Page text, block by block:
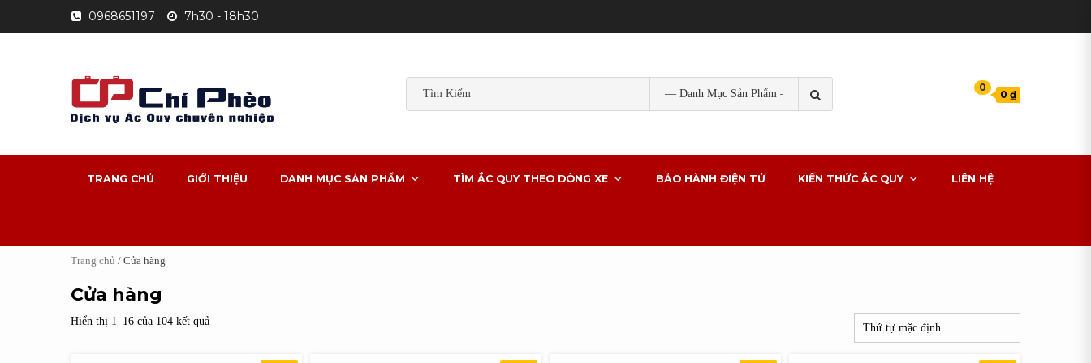
0968651197 7h30 - 18h30
KIẾM
0
0 ₫
TRANG CHỦ GIỚI THIỆU DANH MỤC SẢN PHẨM TÌM ẮC QUY THEO DÒNG XE BẢO HÀNH ĐIỆN TỬ KIẾN THỨC ẮC QUY LIÊN HỆ
Trang chủ / Cửa hàng
Cửa hàng
Hiển thị 1–16 của 104 kết quả